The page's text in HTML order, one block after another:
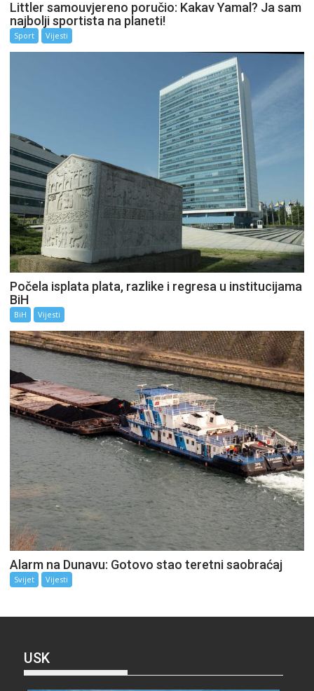
Littler samouvjereno poručio: Kakav Yamal? Ja sam
najbolji sportista na planeti!
Sport Vijesti
Počela isplata plata, razlike i regresa u institucijama
BiH
BiH Vijesti
Alarm na Dunavu: Gotovo stao teretni saobraćaj
Svijet Vijesti
USK